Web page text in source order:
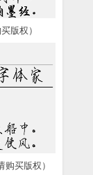
版权）
买版权）